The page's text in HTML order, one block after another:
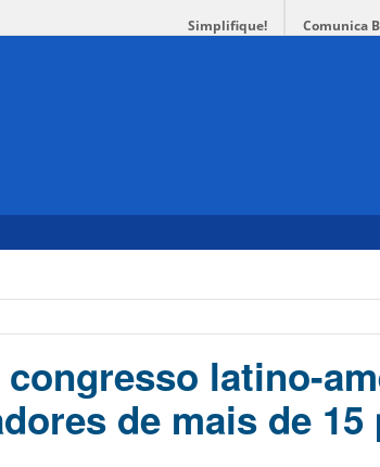
Simplifique! Comunica
congresso latino-
de mais de 15